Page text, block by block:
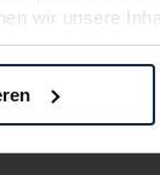
wir unsere
Sie